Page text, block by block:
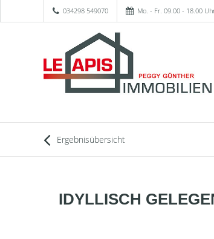
034298 549070 Mo. - Fr. 09.00 - 18.00
Ergebnisübersicht
IDYLLISCH